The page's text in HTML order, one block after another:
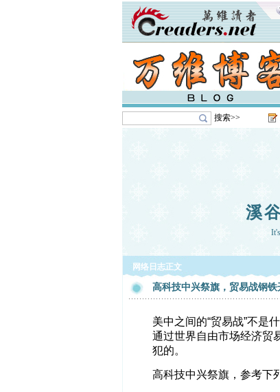
搜索>>
溪
网络日志正文
高科技中兴祭旗，贸易战钢铁
美中之间的“贸易战”不是
通过世界自由市场经济贸
犯的。
高科技中兴祭旗，参考下